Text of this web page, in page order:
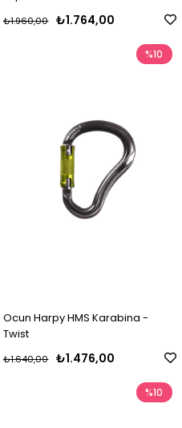
₺1.764,00
₺1.960,00
Ocun Harpy HMS Karabina -
Twist
₺1.476,00
₺1.640,00
%10
%10